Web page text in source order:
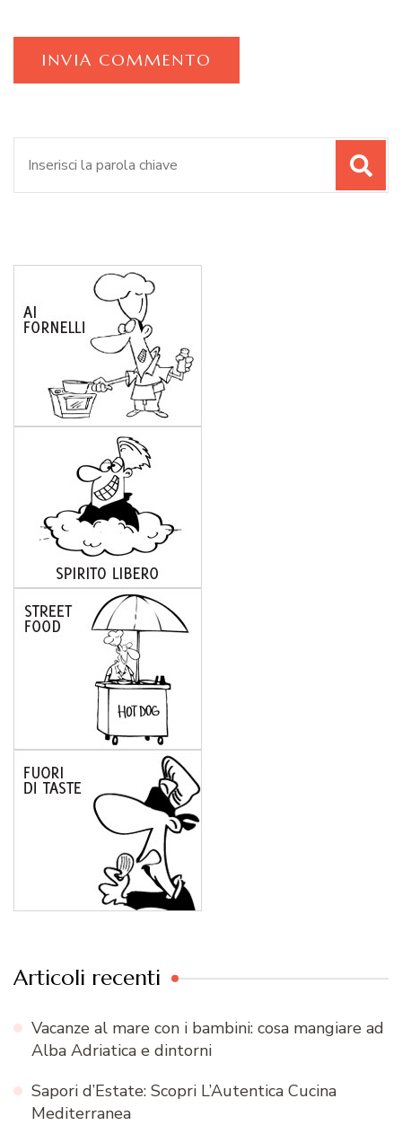
Articoli recenti
Vacanze al mare con i bambini: cosa mangiare ad
Alba Adriatica e dintorni
Sapori d’Estate: Scopri L’Autentica Cucina
Mediterranea